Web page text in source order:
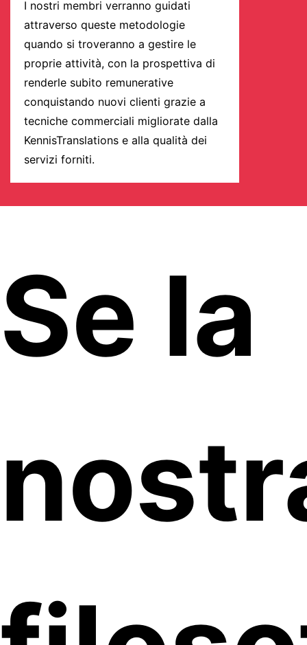
I nostri membri verranno guidati
attraverso queste metodologie
quando si troveranno a gestire le
proprie attività, con la prospettiva di
renderle subito remunerative
conquistando nuovi clienti grazie a
tecniche commerciali migliorate dalla
KennisTranslations e alla qualità dei
servizi forniti.
Se la